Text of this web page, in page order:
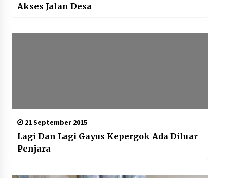
Akses Jalan Desa
21 September 2015
Lagi Dan Lagi Gayus Kepergok Ada Diluar
Penjara